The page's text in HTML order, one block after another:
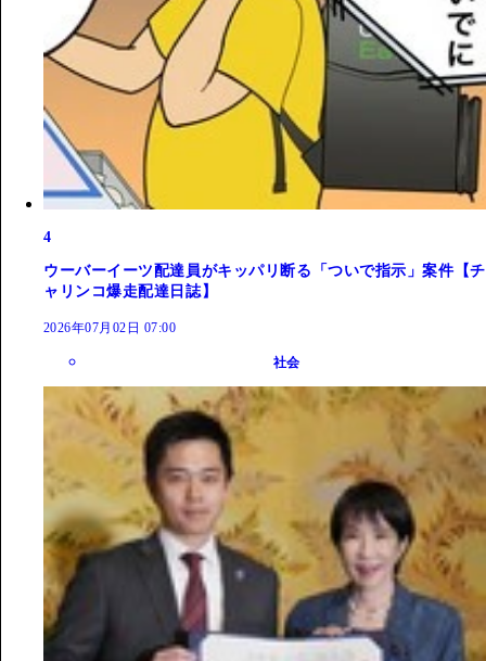
4
ウーバーイーツ配達員がキッパリ断る「ついで指示」案件【チ
ャリンコ爆走配達日誌】
2026年07月02日 07:00
社会